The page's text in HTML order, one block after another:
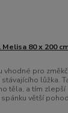
80 x 200
vhodné pro
lůžka.
těla, a tím
větší